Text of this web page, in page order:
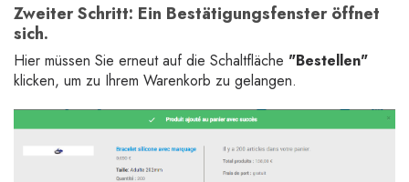
Zweiter Schritt: Ein Bestätigungsfenster öffnet
sich.
Hier müssen Sie erneut auf die Schaltfläche "Bestellen"
klicken, um zu Ihrem Warenkorb zu gelangen.